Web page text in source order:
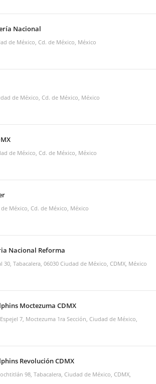
Nacional
de México, Cd. de México, México
de México, Cd. de México, México
de México, Cd. de México, México
de México, Cd. de México, México
Nacional Reforma
30, Tabacalera, 06030 Ciudad de México, CDMX, México
Moctezuma CDMX
7, Moctezuma 1ra Sección, Ciudad de México,
Revolución CDMX
98, Tabacalera, Ciudad de México, CDMX,